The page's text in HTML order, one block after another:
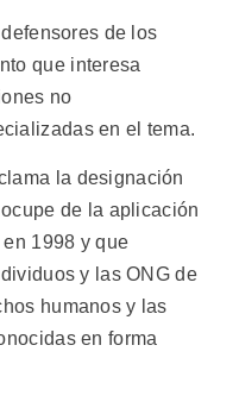
de los
que interesa
no
en el tema.
la designación
de la aplicación
1998 y que
y las ONG de
humanos y las
en forma